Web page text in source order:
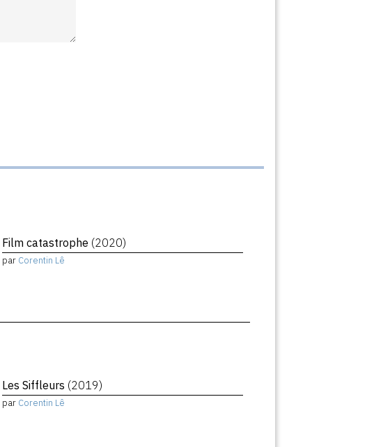
Film catastrophe (2020)
par Corentin Lê
Les Siffleurs (2019)
par Corentin Lê